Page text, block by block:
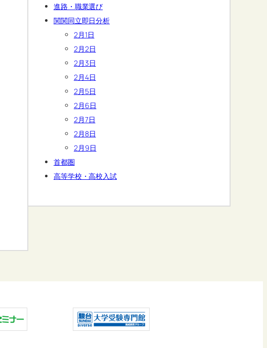
進路・職業選び
関関同立即日分析
2月1日
2月2日
2月3日
2月4日
2月5日
2月6日
2月7日
2月8日
2月9日
首都圏
高等学校・高校入試